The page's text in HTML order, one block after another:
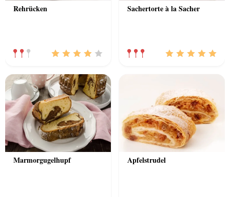
Rehrücken Sachertorte à la Sacher
Marmorgugelhupf Apfelstrudel